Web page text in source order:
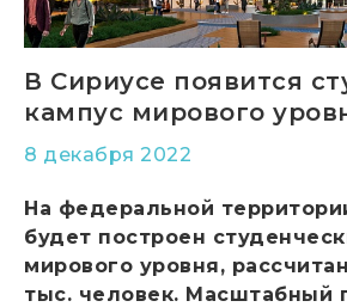
В Сириусе появится
кампус мирового
8 декабря 2022
На федеральной
будет построен
мирового уровня,
тыс. человек. Масштабный